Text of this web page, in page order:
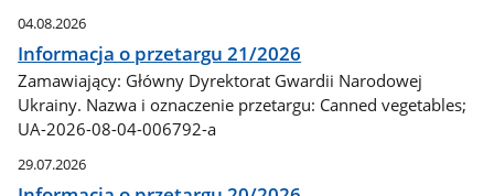
04.08.2026
Informacja o przetargu 21/2026
Zamawiający: Główny Dyrektorat Gwardii Narodowej
Ukrainy. Nazwa i oznaczenie przetargu: Canned vegetables;
UA-2026-08-04-006792-a
29.07.2026